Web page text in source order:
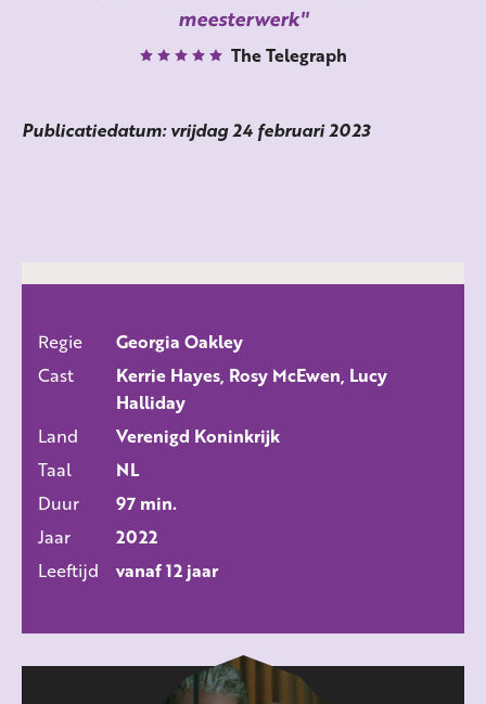
meesterwerk
The Telegraph
Publicatiedatum: vrijdag 24 februari 2023
ALLE FILMS
Regie
Georgia Oakley
Cast
Kerrie Hayes, Rosy McEwen, Lucy
Halliday
Land
Verenigd Koninkrijk
Taal
NL
Duur
97 min.
Jaar
2022
Leeftijd
vanaf 12 jaar